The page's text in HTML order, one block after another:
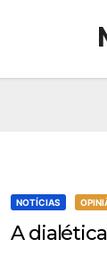
NOTÍCIAS
A